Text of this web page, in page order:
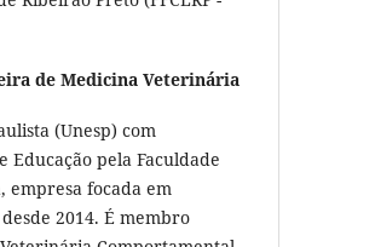
de Medicina Veterinária
(Unesp) com
Educação pela Faculdade
empresa focada em
2014. É membro